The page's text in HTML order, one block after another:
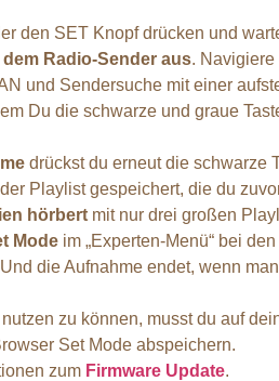
den SET Knopf drücken und
Radio-Sender aus. Navigiere
und Sendersuche mit einer
Du die schwarze und graue
drückst du erneut die schwarze
Playlist gespeichert, die du
hörbert mit nur drei großen
Mode im „Experten-Menü“ bei
die Aufnahme endet, wenn
zu können, musst du auf
Set Mode abspeichern.
zum Firmware Update.